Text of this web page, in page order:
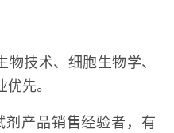
技术、细胞生物学、
先。
产品销售经验者，有